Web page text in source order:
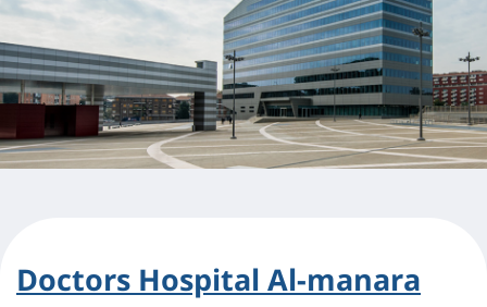
Doctors Hospital Al-manara